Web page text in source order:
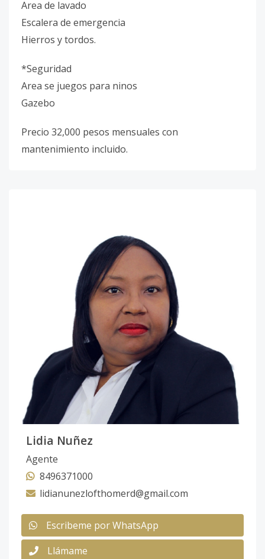
Area de lavado
Escalera de emergencia
Hierros y tordos.
*Seguridad
Area se juegos para ninos
Gazebo
Precio 32,000 pesos mensuales con
mantenimiento incluido.
Lidia Nuñez
Agente
8496371000
lidianunezlofthomerd@gmail.com
Escribeme por WhatsApp
Llámame